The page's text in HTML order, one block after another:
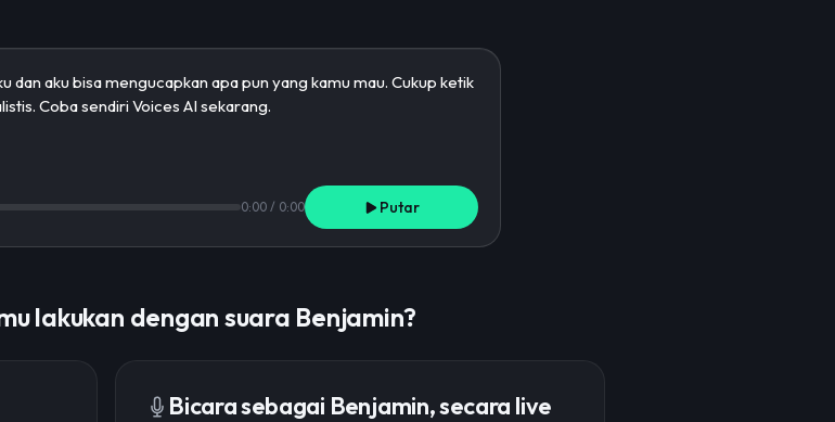
0:00 / 0:00 Putar
lakukan dengan suara Benjamin?
Bicara sebagai Benjamin, secara live